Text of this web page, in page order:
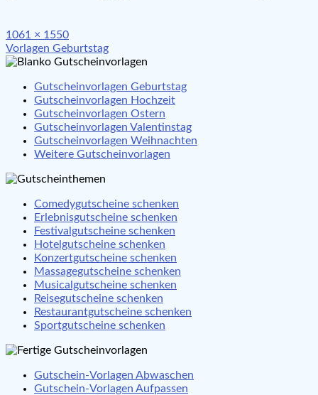
Full
size
1061 × 1550
Beitragsnavigation
Vorlagen Geburtstag
Gutscheinvorlagen Geburtstag
Gutscheinvorlagen Hochzeit
Gutscheinvorlagen Ostern
Gutscheinvorlagen Valentinstag
Gutscheinvorlagen Weihnachten
Weitere Gutscheinvorlagen
Comedygutscheine schenken
Erlebnisgutscheine schenken
Festivalgutscheine schenken
Hotelgutscheine schenken
Konzertgutscheine schenken
Massagegutscheine schenken
Musicalgutscheine schenken
Reisegutscheine schenken
Restaurantgutscheine schenken
Sportgutscheine schenken
Gutschein-Vorlagen Abwaschen
Gutschein-Vorlagen Aufpassen